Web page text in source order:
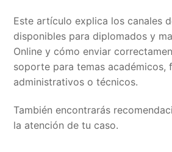
Este artículo explica los canales
disponibles para diplomados y
Online y cómo enviar
soporte para temas académicos,
administrativos o técnicos.
También encontrarás
la atención de tu caso.